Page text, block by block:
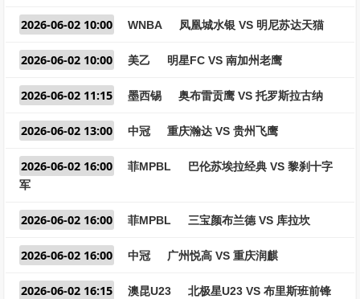
2026-06-02 10:00 WNBA 凤凰城水银 VS 明尼苏达天猫
2026-06-02 10:00 美乙 明星FC VS 南加州老鹰
2026-06-02 11:15 墨西锡 奥布雷贡鹰 VS 托罗斯拉古纳
2026-06-02 13:00 中冠 重庆瀚达 VS 贵州飞鹰
2026-06-02 16:00 菲MPBL
巴伦苏埃拉经典 VS 黎刹十字
军
2026-06-02 16:00 菲MPBL 三宝颜布兰德 VS 库拉坎
2026-06-02 16:00 中冠 广州悦高 VS 重庆润麒
2026-06-02 16:15 澳昆U23
北极星U23 VS 布里斯班前锋